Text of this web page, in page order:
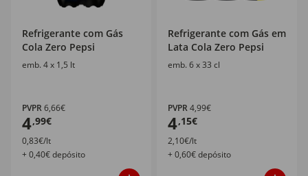
Refrigerante com Gás
Cola Zero Pepsi
emb. 4 x 1,5 lt
PVPR6,66€
4,99€
0,83€/lt
+ 0,40€ depósito
Refrigerante com Gás em
Lata Cola Zero Pepsi
emb. 6 x 33 cl
PVPR4,99€
4,15€
2,10€/lt
+ 0,60€ depósito